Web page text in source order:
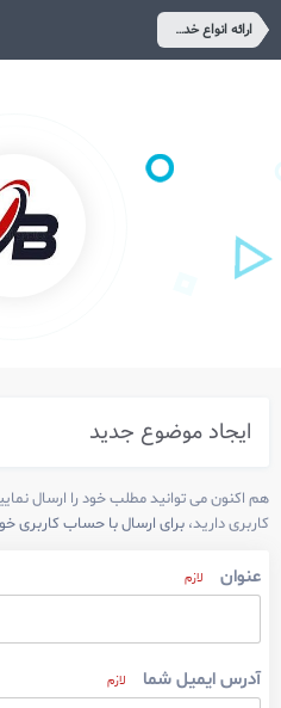
ارائه انواع خدمات(طراحی،برنامه نویسی،کانفیگ و ...)
ایجاد موضوع جدید
هم اکنون می توانید مطلب خود را ارسال
کاربری دارید، برای ارسال با حساب کاربری
عنوان لازم
آدرس ایمیل شما لازم